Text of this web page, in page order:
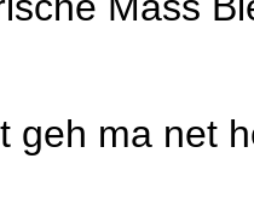
net hoam